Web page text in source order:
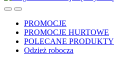
PROMOCJE
PROMOCJE HURTOWE
POLECANE PRODUKTY
Odzież robocza